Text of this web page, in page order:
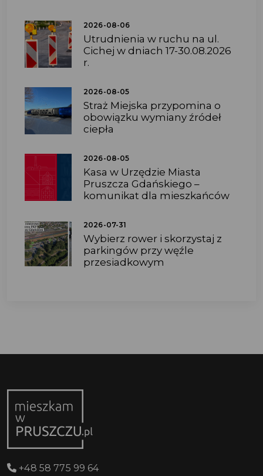
2026-08-06
Utrudnienia w ruchu na ul.
Cichej w dniach 17-30.08.2026
r.
2026-08-05
Straż Miejska przypomina o
obowiązku wymiany źródeł
ciepła
2026-08-05
Kasa w Urzędzie Miasta
Pruszcza Gdańskiego –
komunikat dla mieszkańców
2026-07-31
Wybierz rower i skorzystaj z
parkingów przy węźle
przesiadkowym
+48 58 775 99 64